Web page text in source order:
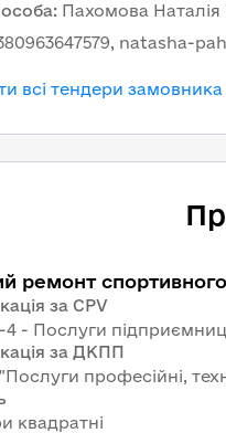
: Пахомова Наталія
natasha-
всі тендери замовника
ремонт
за CPV
4 - Послуги
за ДКПП
професійні,
квадратні